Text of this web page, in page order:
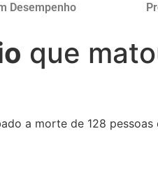
Desempenho
que
a morte de 128